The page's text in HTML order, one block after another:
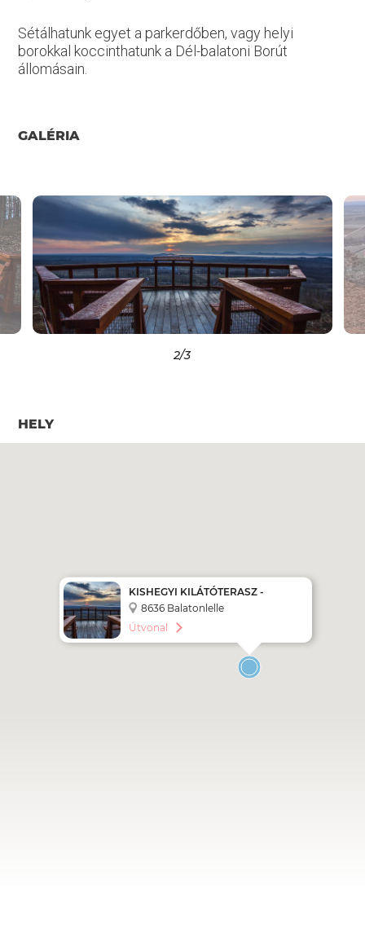
Sétálhatunk egyet a parkerdőben, vagy helyi
borokkal koccinthatunk a Dél-balatoni Borút
állomásain.
GALÉRIA
2/3
HELY
KISHEGYI KILÁTÓTERASZ -
BALATONLELLE
8636 Balatonlelle
Útvonal